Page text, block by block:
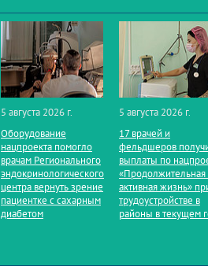
5 августа 2026 г.
Оборудование
нацпроекта помогло
врачам Регионального
эндокринологического
центра вернуть зрение
пациентке с сахарным
диабетом
5 августа 2026 г.
17 врачей и
фельдшеров
выплаты по
«Продолжительная
активная жизнь»
трудоустройстве в
районы в текущем